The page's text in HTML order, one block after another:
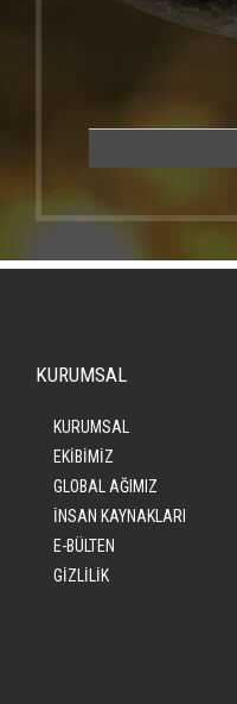
KURUMSAL
KURUMSAL
EKİBİMİZ
GLOBAL AĞIMIZ
İNSAN KAYNAKLARI
E-BÜLTEN
GİZLİLİK